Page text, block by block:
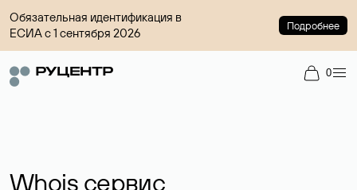
Обязательная идентификация в
ЕСИА с 1 сентября 2026
Подробнее
0
Whois сервис